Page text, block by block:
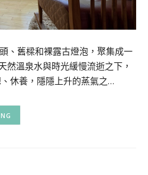
、舊樑和裸露古燈泡，聚集成一
然溫泉水與時光緩慢流逝之下，
休養，隱隱上升的蒸氣之…